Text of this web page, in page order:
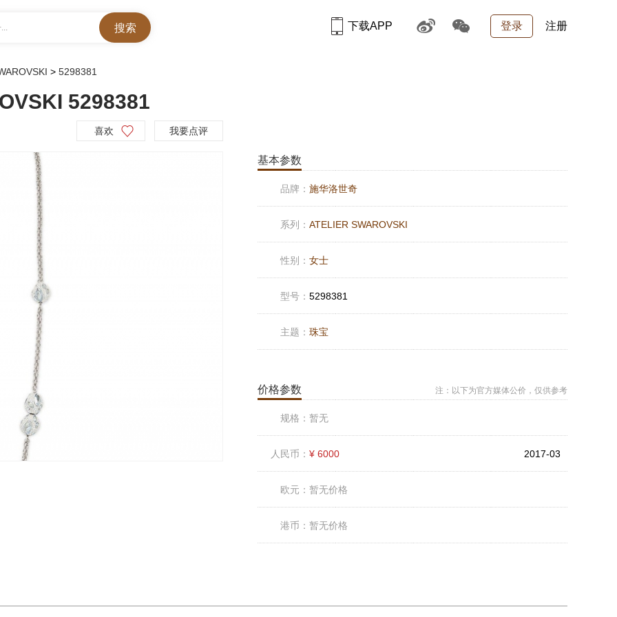
登录 注册
下载APP
> 5298381
5298381
喜欢 我要点评
基本参数
品牌： 施华洛世奇
系列： ATELIER SWAROVSKI
性别： 女士
型号： 5298381
主题： 珠宝
价格参数 注：以下为官方媒体公价，仅供参考
规格： 暂无
人民币： ¥ 6000 2017-03
欧元： 暂无价格
港币： 暂无价格